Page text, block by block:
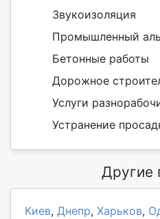
Звукоизоляция
Промышленный
Бетонные работы
Дорожное
Услуги
Устранение
Другие
Киев, Днепр, Харьков,